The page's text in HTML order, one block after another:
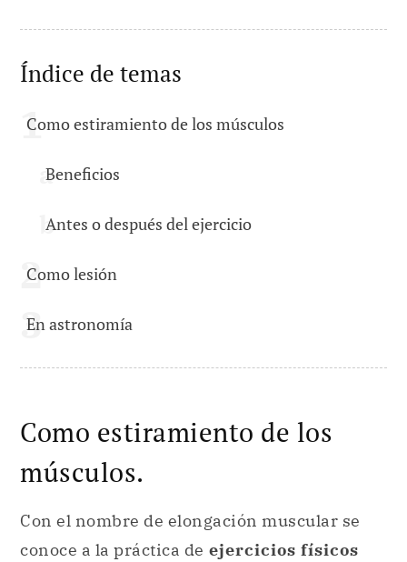
Índice de temas
Como estiramiento de los músculos
Beneficios
Antes o después del ejercicio
Como lesión
En astronomía
Como estiramiento de los
músculos.
Con el nombre de elongación muscular se
conoce a la práctica de ejercicios físicos